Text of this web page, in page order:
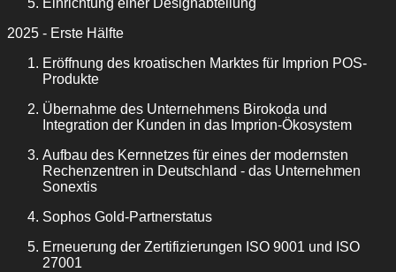
Einrichtung einer Designabteilung
2025 - Erste Hälfte
Eröffnung des kroatischen Marktes für Imprion POS-
Produkte
Übernahme des Unternehmens Birokoda und
Integration der Kunden in das Imprion-Ökosystem
Aufbau des Kernnetzes für eines der modernsten
Rechenzentren in Deutschland - das Unternehmen
Sonextis
Sophos Gold-Partnerstatus
Erneuerung der Zertifizierungen ISO 9001 und ISO
27001